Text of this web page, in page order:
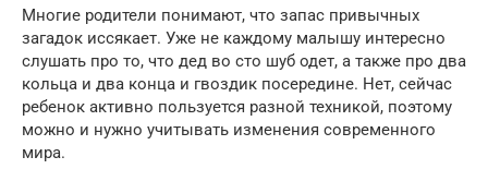
Многие родители понимают, что запас привычных
загадок иссякает. Уже не каждому малышу интересно
слушать про то, что дед во сто шуб одет, а также про два
кольца и два конца и гвоздик посередине. Нет, сейчас
ребенок активно пользуется разной техникой, поэтому
можно и нужно учитывать изменения современного
мира.